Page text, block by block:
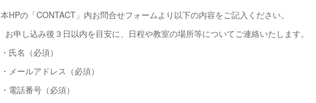
本HPの「CONTACT」内お問合せフォームより以下の内容をご記入ください。
お申し込み後３日以内を目安に、日程や教室の場所等についてご連絡いたします。
・氏名（必須）
・メールアドレス（必須）
・電話番号（必須）